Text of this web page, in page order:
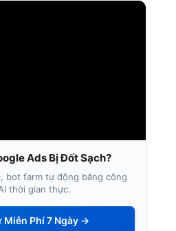
Ads Bị Đốt Sạch?
bot farm tự động bằng công
thời gian thực.
Miễn Phí 7 Ngày →